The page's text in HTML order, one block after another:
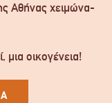
Αθήνας χειμώνα-
μια οικογένεια!